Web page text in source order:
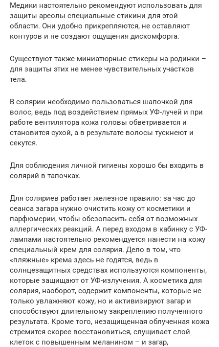
Медики настоятельно рекомендуют использовать для
защиты ареолы специальные стикини для этой
области. Они удобно прикрепляются, не оставляют
контуров и не создают ощущения дискомфорта.
Существуют также миниатюрные стикеры на родинки –
для защиты этих не менее чувствительных участков
тела.
В солярии необходимо пользоваться шапочкой для
волос, ведь под воздействием прямых УФ-лучей и при
работе вентилятора кожа головы обветривается и
становится сухой, а в результате волосы тускнеют и
секутся.
Для соблюдения личной гигиены хорошо бы входить в
солярий в тапочках.
Для соляриев работает железное правило: за час до
сеанса загара нужно очистить кожу от косметики и
парфюмерии, чтобы обезопасить себя от возможных
аллергических реакций. А перед входом в кабинку с УФ-
лампами настоятельно рекомендуется нанести на кожу
специальный крем для солярия. Дело в том, что
«пляжные» крема здесь не годятся, ведь в
солнцезащитных средствах используются компоненты,
которые защищают от УФ-излучения. А косметика для
солярия, наоборот, содержит компоненты, которые не
только увлажняют кожу, но и активизируют загар и
способствуют длительному закреплению полученного
результата. Кроме того, незащищенная облученная кожа
стремится скорее восстановиться, слущивает слой
клеток с повышенным меланином – и загар,